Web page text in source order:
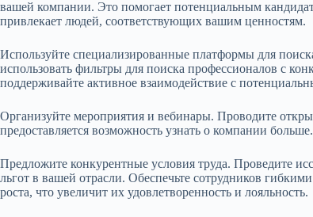
вашей компании. Это помогает потенциальным
привлекает людей, соответствующих вашим ценностям.
Используйте специализированные платформы для
использовать фильтры для поиска профессионалов с
поддерживайте активное взаимодействие с
Организуйте мероприятия и вебинары. Проводите
предоставляется возможность узнать о компании
Предложите конкурентные условия труда. Проведите
льгот в вашей отрасли. Обеспечьте сотрудников
роста, что увеличит их удовлетворенность и лояльность.